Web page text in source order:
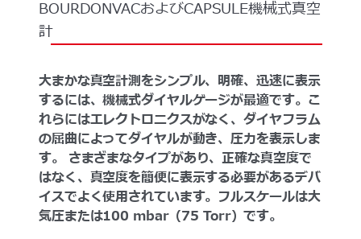
BOURDONVACおよびCAPSULE機械式真空
計
大まかな真空計測をシンプル、明確、迅速に表示
するには、機械式ダイヤルゲージが最適です。こ
れらにはエレクトロニクスがなく、ダイヤフラム
の屈曲によってダイヤルが動き、圧力を表示しま
す。
さまざまなタイプがあり、正確な真空度で
はなく、真空度を簡便に表示する必要があるデバ
イスでよく使用されています。フルスケールは大
気圧または100 mbar（75 Torr）です。